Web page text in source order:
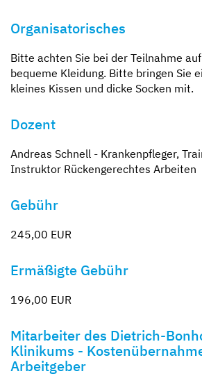
Organisatorisches
Bitte achten Sie bei der Teilnahme
bequeme Kleidung. Bitte bringen Sie
kleines Kissen und dicke Socken mit.
Dozent
Andreas Schnell - Krankenpfleger,
Instruktor Rückengerechtes Arbeiten
Gebühr
245,00 EUR
Ermäßigte Gebühr
196,00 EUR
Mitarbeiter des Dietrich-
Klinikums -
Arbeitgeber